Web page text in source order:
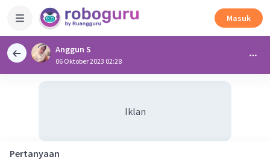
Masuk
Anggun S
06 Oktober 2023 02:28
Iklan
Pertanyaan